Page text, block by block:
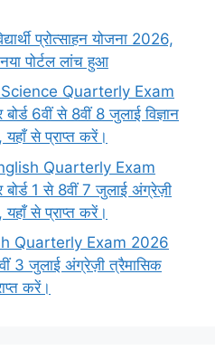
प्रोत्साहन योजना 2026,
पोर्टल लांच हुआ
Quarterly Exam
6वीं से 8वीं 8 जुलाई विज्ञान
यहाँ से प्राप्त करें।
Quarterly Exam
1 से 8वीं 7 जुलाई अंग्रेज़ी
यहाँ से प्राप्त करें।
Quarterly Exam 2026
3 जुलाई अंग्रेज़ी त्रैमासिक
करें।